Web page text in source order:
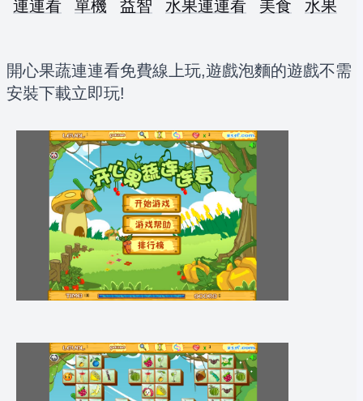
連連看
單機 益智 水果連連看 美食 水果
開心果蔬連連看免費線上玩,遊戲泡麵的遊戲不需
安裝下載立即玩!